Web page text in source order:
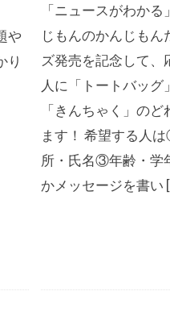
や
り
「ニュースがわか
じもんのかんじもん
ズ発売を記念して、
人に「トートバッグ
「きんちゃく」の
ます！ 希望する人
所・氏名③年齢・学
かメッセージを書い